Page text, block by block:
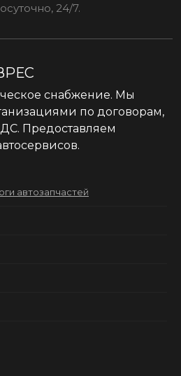
24/7.
снабжение. Мы
по договорам,
Предоставляем
автозапчастей